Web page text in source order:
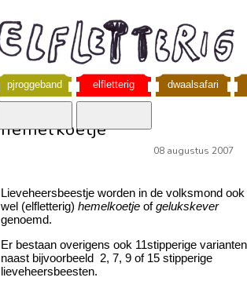
pjroggeband elfletterig dwaalsafari
hemelkoetje
08 augustus 2007
Lieveheersbeestje worden in de volksmond ook
wel (elfletterig) hemelkoetje ofgelukskever
genoemd.
Er bestaan overigens ook 11stipperige varianten
naast bijvoorbeeld 2, 7, 9 of 15 stipperige
lieveheersbeesten.